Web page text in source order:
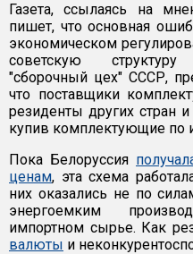
Газета, ссылаясь на
пишет, что основная
экономическом
советскую
"сборочный цех" СССР,
что поставщики
резиденты других стран
купив комплектующие по
Пока Белоруссия
ценам, эта схема
них оказались не по
энергоемким
импортном сырье. Как
валюты и